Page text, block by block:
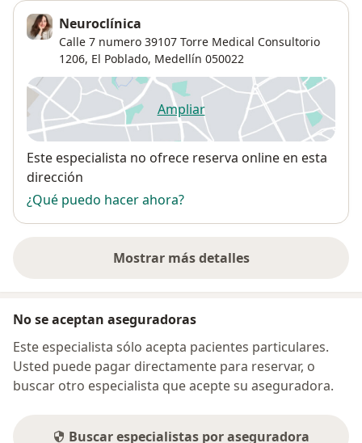
Neuroclínica
Calle 7 numero 39107 Torre Medical Consultorio
1206, El Poblado, Medellín 050022
Ampliarse abre en una nueva
Disponibilidad
Este especialista no ofrece reserva online en esta
dirección
¿Qué puedo hacer ahora?
Mostrar más detalles
sobre la dirección
No se aceptan aseguradoras
Este especialista sólo acepta pacientes particulares.
Usted puede pagar directamente para reservar, o
buscar otro especialista que acepte su aseguradora.
Buscar especialistas por aseguradora